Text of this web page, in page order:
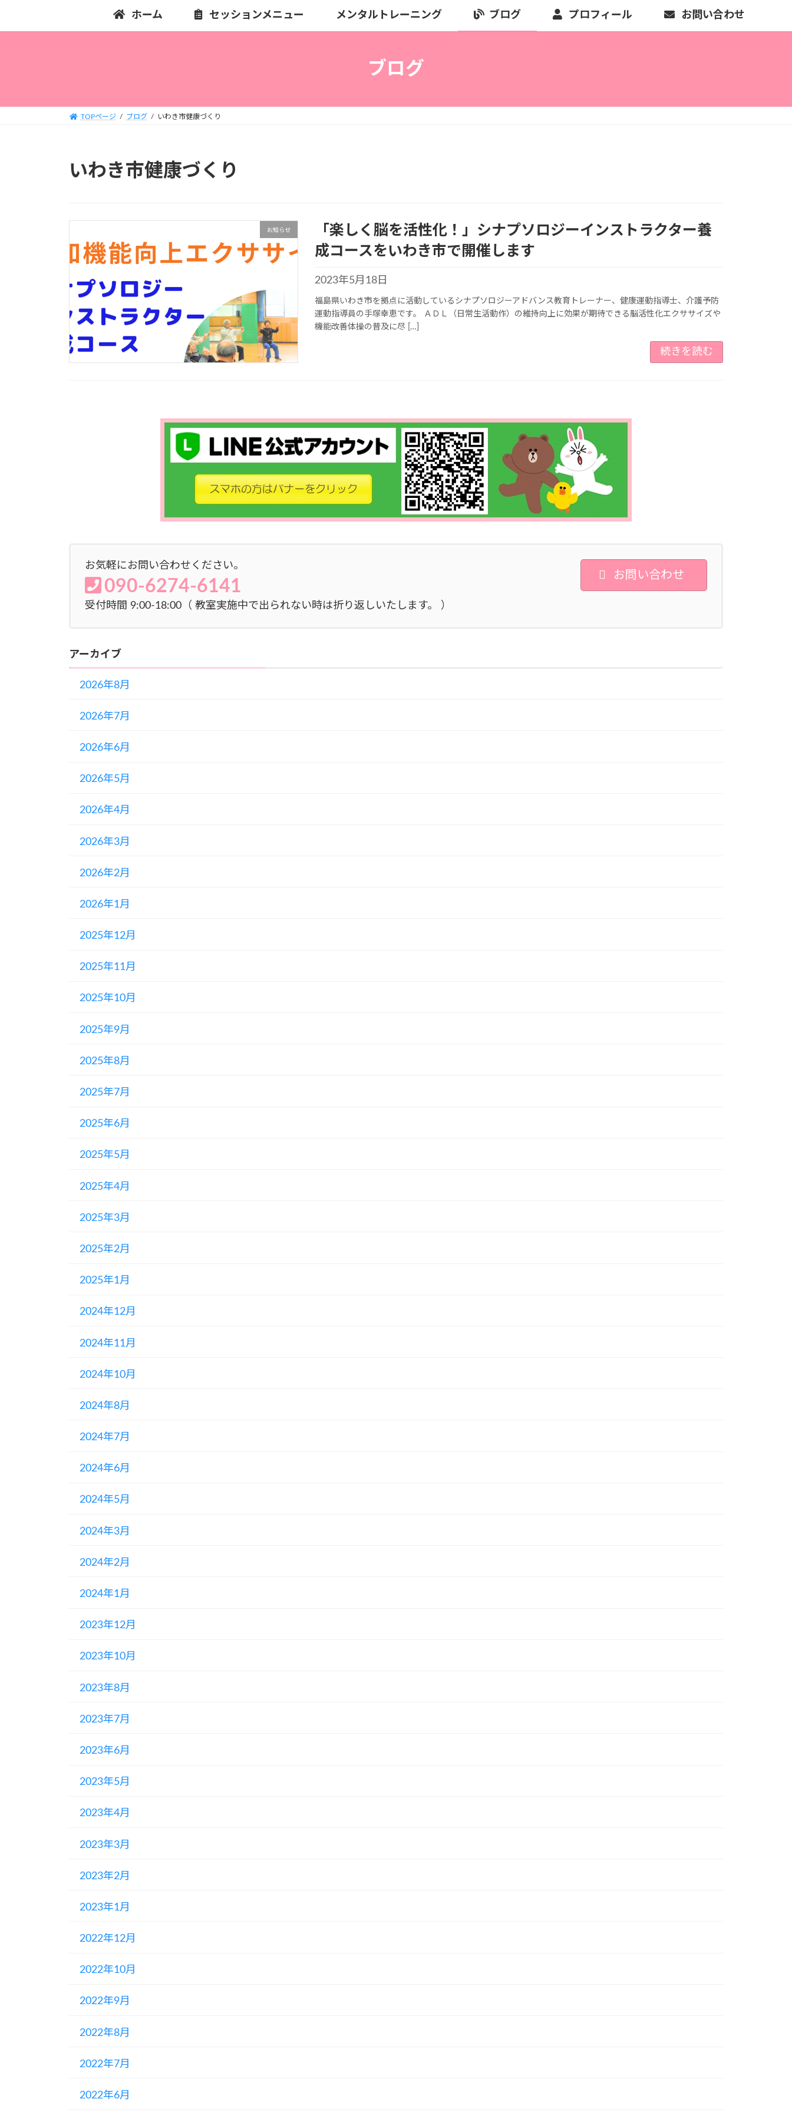
キ
に
ホーム セッションメニュー メンタルトレーニング ブログ プロフィール お問い合わせ
ブログ
TOPページ ブログ いわき市健康づくり
いわき市健康づくり
お知らせ
「楽しく脳を活性化！」シナプソロジーインストラクター養
成コースをいわき市で開催します
2023年5月18日
福島県いわき市を拠点に活動しているシナプソロジーアドバンス教育トレーナー、健康運動指導士、介護予防
運動指導員の手塚幸恵です。 ＡＤＬ（日常生活動作）の維持向上に効果が期待できる脳活性化エクササイズや
機能改善体操の普及に尽 […]
続きを読む
お気軽にお問い合わせください。
090-6274-6141
受付時間 9:00-18:00（ 教室実施中で出られない時は折り返しいたします。 ）
お問い合わせ
アーカイブ
2026年8月
2026年7月
2026年6月
2026年5月
2026年4月
2026年3月
2026年2月
2026年1月
2025年12月
2025年11月
2025年10月
2025年9月
2025年8月
2025年7月
2025年6月
2025年5月
2025年4月
2025年3月
2025年2月
2025年1月
2024年12月
2024年11月
2024年10月
2024年8月
2024年7月
2024年6月
2024年5月
2024年3月
2024年2月
2024年1月
2023年12月
2023年10月
2023年8月
2023年7月
2023年6月
2023年5月
2023年4月
2023年3月
2023年2月
2023年1月
2022年12月
2022年10月
2022年9月
2022年8月
2022年7月
2022年6月